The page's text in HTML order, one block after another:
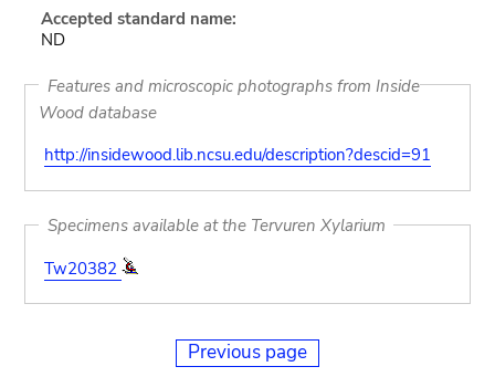
Accepted standard name:
ND
Features and microscopic photographs from Inside
Wood database
http://insidewood.lib.ncsu.edu/description?descid=91
Specimens available at the Tervuren Xylarium
Tw20382
Previous page